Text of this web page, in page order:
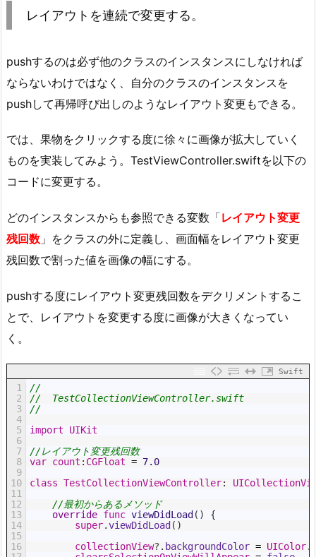
レイアウトを連続で変更する。
pushするのは必ず他のクラスのインスタンスにしなければ
ならないわけではなく、自分のクラスのインスタンスを
pushして再帰呼び出しのようなレイアウト変更もできる。
では、果物をクリックする度に徐々に画像が拡大していく
ものを実装してみよう。TestViewController.swiftを以下の
コードに変更する。
どのインスタンスからも参照できる変数「レイアウト変更
残回数 」をクラスの外に定義し、画面幅をレイアウト変更
残回数で割った値を画像の幅にする。
pushする度にレイアウト変更残回数をデクリメントするこ
とで、レイアウトを変更する度に画像が大きくなってい
く。
Swift
1
2
3
4
5
6
7
8
9
10
11
12
13
14
15
16
//
//  TestCollectionViewController.swift
//
import
UIKit
//レイアウト変更残回数
var count : CGFloat = 7.0
class TestCollectionViewController:
//最初からあるメソッド
override func viewDidLoad ( )
{
super.viewDidLoad ( )
collectionView? . backgroundColor = UIColor.